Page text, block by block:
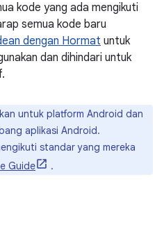
kode yang ada mengikuti
semua kode baru
dengan Hormat untuk
dan dihindari untuk
untuk platform Android dan
aplikasi Android.
standar yang mereka
Guide .